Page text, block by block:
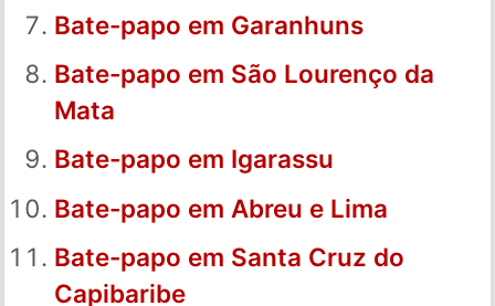
Bate-papo em Garanhuns
Bate-papo em São Lourenço da
Mata
Bate-papo em Igarassu
Bate-papo em Abreu e Lima
Bate-papo em Santa Cruz do
Capibaribe